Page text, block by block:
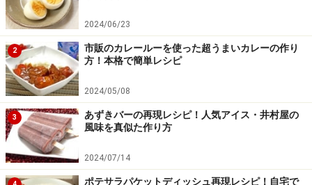
2024/06/23
2
市販のカレールーを使った超うまいカレーの作り
方！本格で簡単レシピ
2024/05/08
3
あずきバーの再現レシピ！人気アイス・井村屋の
風味を真似た作り方
2024/07/14
ポテサラパケットディッシュ再現レシピ！自宅で